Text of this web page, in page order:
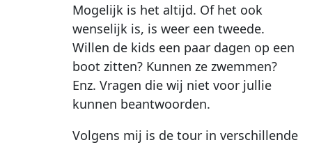
Mogelijk is het altijd. Of het ook
wenselijk is, is weer een tweede.
Willen de kids een paar dagen op een
boot zitten? Kunnen ze zwemmen?
Enz. Vragen die wij niet voor jullie
kunnen beantwoorden.
Volgens mij is de tour in verschillende